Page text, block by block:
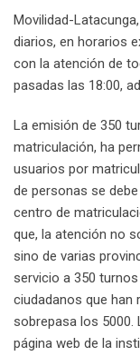
Movilidad-
diarios, en horarios
con la atención de
pasadas las 18:00,
La emisión de 350
matriculación, ha
usuarios por
de personas se
centro de
que, la atención no
sino de varias
servicio a 350
ciudadanos que han
sobrepasa los
página web de la